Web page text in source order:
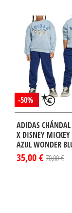
-50%
ADIDAS
X DISNEY
AZUL WONDER
35,00 € 70,00 €